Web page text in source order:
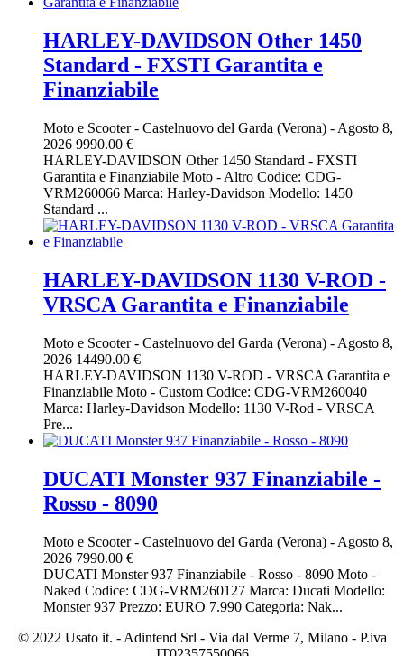
HARLEY-DAVIDSON Other 1450
Standard - FXSTI Garantita e
Finanziabile
Moto e Scooter- Castelnuovo del Garda (Verona) - Agosto 8,
2026 9990.00 €
HARLEY-DAVIDSON Other 1450 Standard - FXSTI
Garantita e Finanziabile Moto - Altro Codice: CDG-
VRM260066 Marca: Harley-Davidson Modello: 1450
Standard ...
HARLEY-DAVIDSON 1130 V-ROD -
VRSCA Garantita e Finanziabile
Moto e Scooter- Castelnuovo del Garda (Verona) - Agosto 8,
2026 14490.00 €
HARLEY-DAVIDSON 1130 V-ROD - VRSCA Garantita e
Finanziabile Moto - Custom Codice: CDG-VRM260040
Marca: Harley-Davidson Modello: 1130 V-Rod - VRSCA
Pre...
DUCATI Monster 937 Finanziabile -
Rosso - 8090
Moto e Scooter- Castelnuovo del Garda (Verona) - Agosto 8,
2026 7990.00 €
DUCATI Monster 937 Finanziabile - Rosso - 8090 Moto -
Naked Codice: CDG-VRM260127 Marca: Ducati Modello:
Monster 937 Prezzo: EURO 7.990 Categoria: Nak...
© 2022 Usato it. - Adintend Srl - Via dal Verme 7, Milano - P.iva